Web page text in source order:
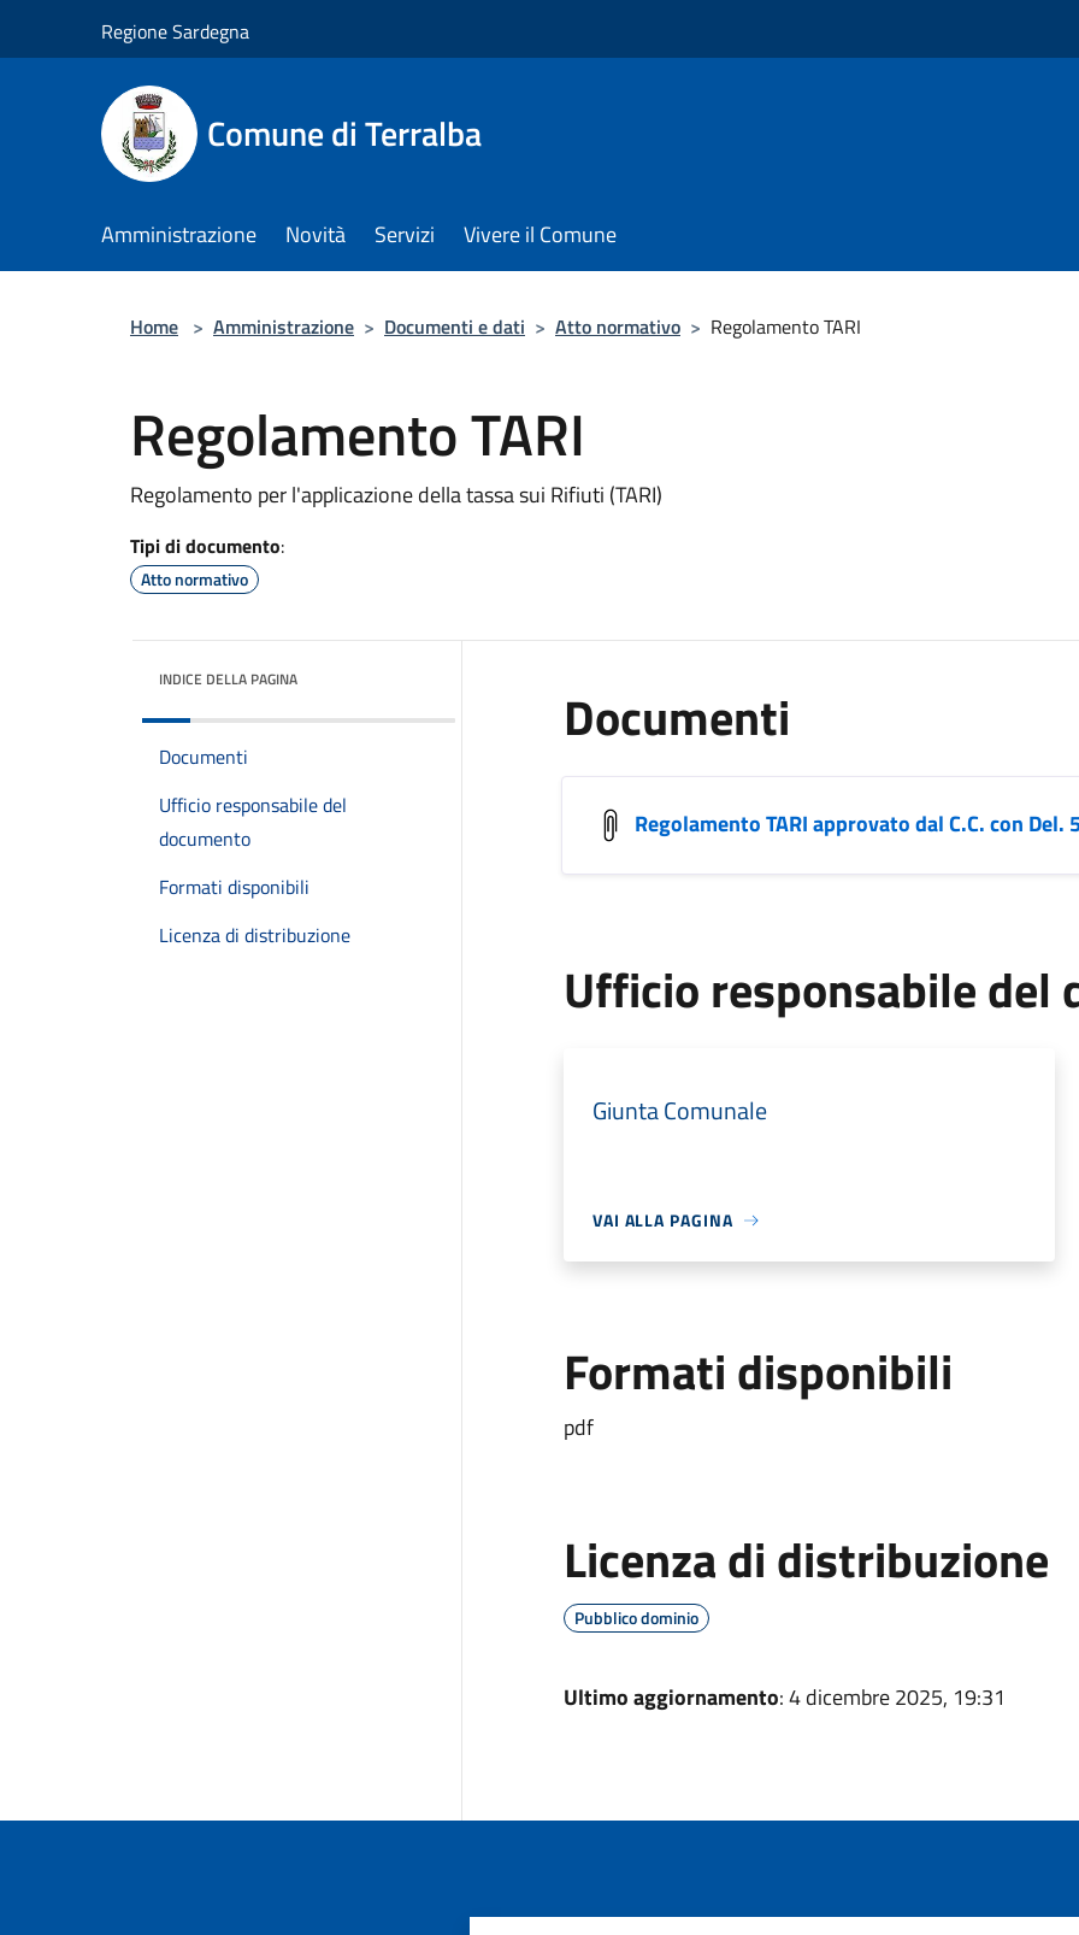
Regione Sardegna
Comune di Terralba
Amministrazione Novità Servizi Vivere il Comune
Home > Amministrazione > Documenti e dati > Atto normativo > Regolamento TARI
Regolamento TARI
Regolamento per l'applicazione della tassa sui Rifiuti (TARI)
Tipi di documento:
Atto normativo
INDICE DELLA PAGINA
Documenti
Ufficio responsabile del
documento
Formati disponibili
Licenza di distribuzione
Documenti
Regolamento TARI approvato dal C.C. con Del.
Ufficio responsabile del
Giunta Comunale
VAI ALLA PAGINA
Formati disponibili
pdf
Licenza di distribuzione
Pubblico dominio
Ultimo aggiornamento: 4 dicembre 2025, 19:31